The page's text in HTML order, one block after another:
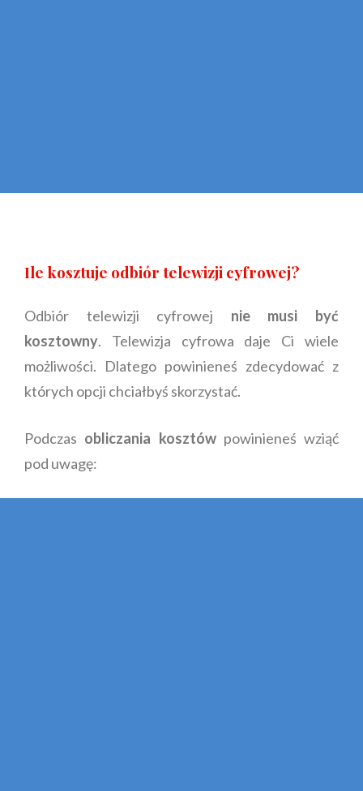
Ile kosztuje odbiór telewizji cyfrowej?
Odbiór telewizji cyfrowej nie musi być
kosztowny. Telewizja cyfrowa daje Ci wiele
możliwości. Dlatego powinieneś zdecydować z
których opcji chciałbyś skorzystać.
Podczas obliczania kosztówpowinieneś wziąć
pod uwagę: